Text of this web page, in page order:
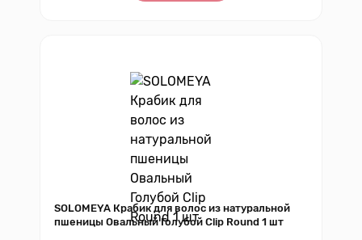
SOLOMEYA Крабик для волос из натуральной
пшеницы Овальный Голубой Clip Round 1 шт